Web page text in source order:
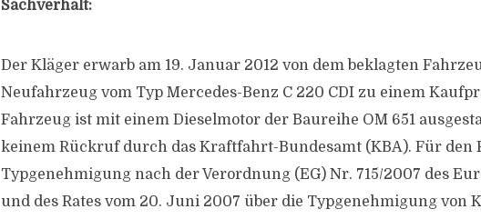
Sachverhalt:
Der Kläger erwarb am 19. Januar 2012 von dem beklagten
Neufahrzeug vom Typ Mercedes-Benz C 220 CDI zu einem
Fahrzeug ist mit einem Dieselmotor der Baureihe OM 651
keinem Rückruf durch das Kraftfahrt-Bundesamt (KBA). Für den
Typgenehmigung nach der Verordnung (EG) Nr. 715/2007 des
und des Rates vom 20. Juni 2007 über die Typgenehmigung von